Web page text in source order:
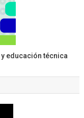
y educación técnica